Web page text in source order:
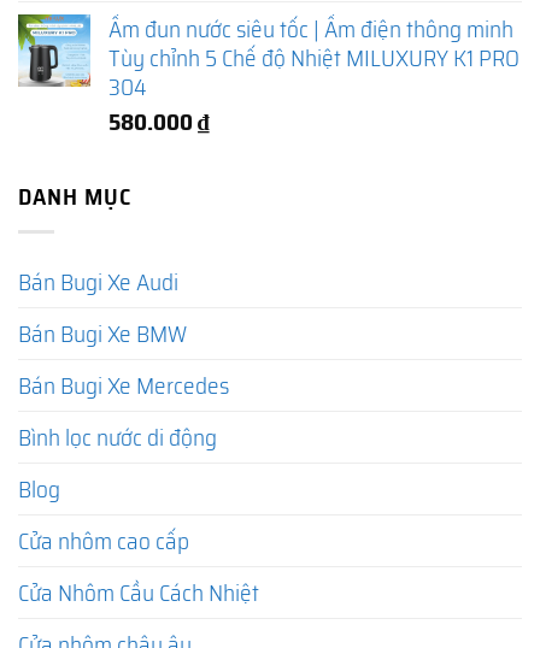
Ấm đun nước siêu tốc | Ấm điện thông minh
Tùy chỉnh 5 Chế độ Nhiệt MILUXURY K1 PRO
304
580.000₫
DANH MỤC
Bán Bugi Xe Audi
Bán Bugi Xe BMW
Bán Bugi Xe Mercedes
Bình lọc nước di động
Blog
Cửa nhôm cao cấp
Cửa Nhôm Cầu Cách Nhiệt